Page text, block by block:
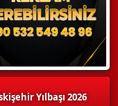
Yılbaşı 2026